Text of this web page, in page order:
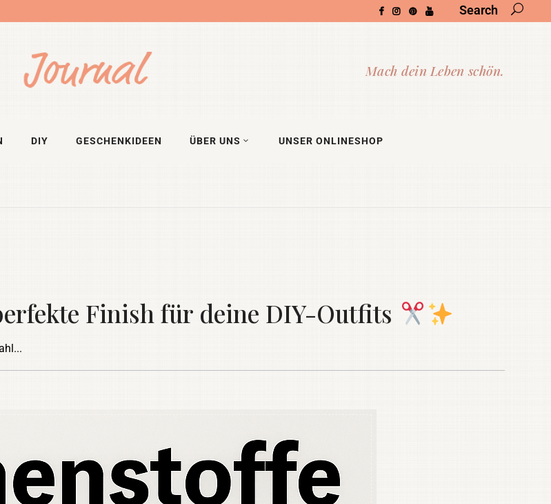
Search
DIY GESCHENKIDEEN ÜBER UNS UNSER ONLINESHOP
Finish für deine DIY-Outfits